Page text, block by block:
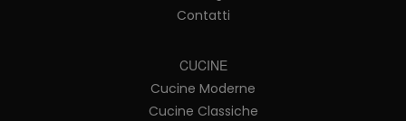
Contatti
CUCINE
Cucine Moderne
Cucine Classiche